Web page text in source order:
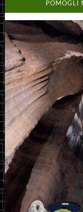
POMOGLI